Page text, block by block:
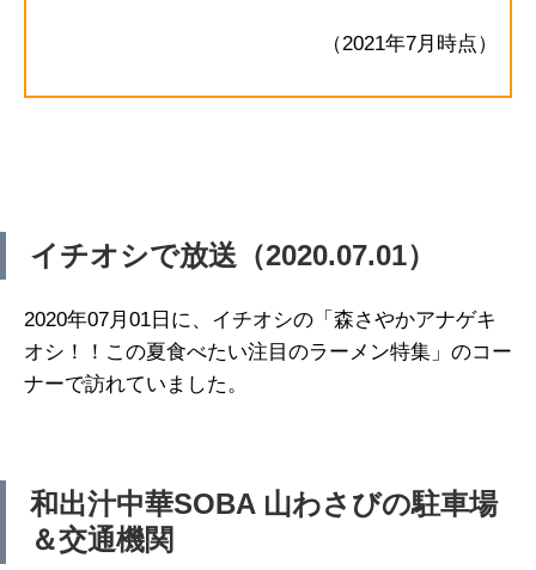
（2021年7月時点）
イチオシで放送（2020.07.01）
2020年07月01日に、イチオシの「森さやかアナゲキ
オシ！！この夏食べたい注目のラーメン特集」のコー
ナーで訪れていました。
和出汁中華SOBA 山わさびの駐車場
＆交通機関